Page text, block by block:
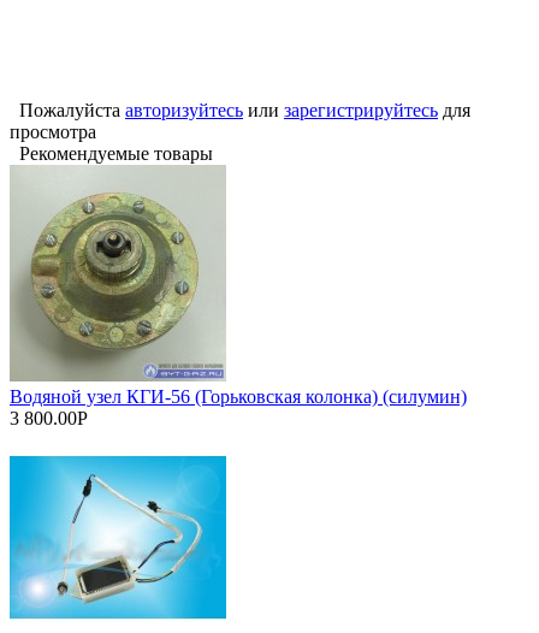
Пожалуйста авторизуйтесь или зарегистрируйтесь для
просмотра
Рекомендуемые товары
Водяной узел КГИ-56 (Горьковская колонка) (силумин)
3 800.00Р